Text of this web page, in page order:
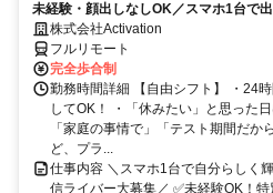
未経験・顔出しなしOK／スマホ1台で
株式会社Activation
フルリモート
完全歩合制
勤務時間詳細 【自由シフト】 ・24
してOK！ ・「休みたい」と思った
「家庭の事情で」「テスト期間だか
ど、プラ...
仕事内容 ＼スマホ1台で自分らしく
信ライバー大募集／ ✅未経験OK！